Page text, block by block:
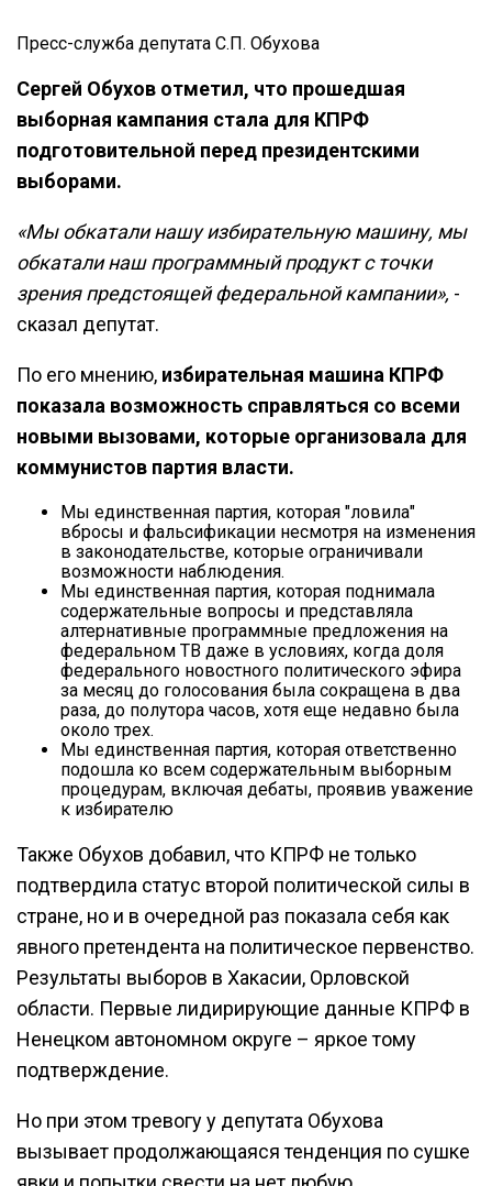
Пресс-служба депутата С.П. Обухова
Сергей Обухов отметил, что прошедшая
выборная кампания стала для КПРФ
подготовительной перед президентскими
выборами.
«Мы обкатали нашу избирательную машину, мы
обкатали наш программный продукт с точки
зрения предстоящей федеральной кампании», -
сказал депутат.
По его мнению, избирательная машина КПРФ
показала возможность справляться со всеми
новыми вызовами, которые организовала для
коммунистов партия власти.
Мы единственная партия, которая "ловила"
вбросы и фальсификации несмотря на изменения
в законодательстве, которые ограничивали
возможности наблюдения.
Мы единственная партия, которая поднимала
содержательные вопросы и представляла
алтернативные программные предложения на
федеральном ТВ даже в условиях, когда доля
федерального новостного политического эфира
за месяц до голосования была сокращена в два
раза, до полутора часов, хотя еще недавно была
около трех.
Мы единственная партия, которая ответственно
подошла ко всем содержательным выборным
процедурам, включая дебаты, проявив уважение
к избирателю
Также Обухов добавил, что КПРФ не только
подтвердила статус второй политической силы в
стране, но и в очередной раз показала себя как
явного претендента на политическое первенство.
Результаты выборов в Хакасии, Орловской
области. Первые лидирирующие данные КПРФ в
Ненецком автономном округе – яркое тому
подтверждение.
Но при этом тревогу у депутата Обухова
вызывает продолжающаяся тенденция по сушке